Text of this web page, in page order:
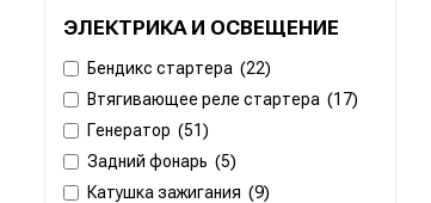
ЭЛЕКТРИКА И ОСВЕЩЕНИЕ
Бендикс стартера (22)
Втягивающее реле стартера (17)
Генератор (51)
Задний фонарь (5)
Катушка зажигания (9)